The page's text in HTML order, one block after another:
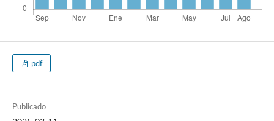
pdf
Publicado